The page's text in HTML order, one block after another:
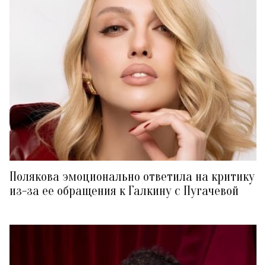
Полякова эмоционально ответила на критику
из-за ее обращения к Галкину с Пугачевой